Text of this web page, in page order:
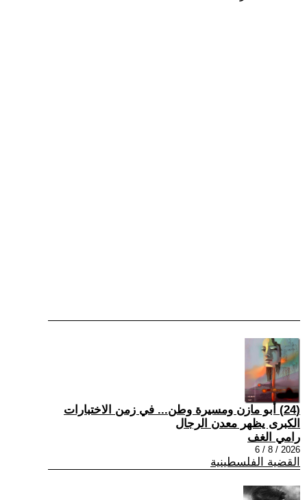
(24) أبو مازن ومسيرة وطن... في زمن الاختبارات
الكبرى يظهر معدن الرجال
رامي الغف
2026 / 8 / 6
القضية الفلسطينية